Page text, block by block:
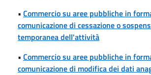
• Commercio su aree pubbliche in
comunicazione di cessazione o
temporanea dell'attività
• Commercio su aree pubbliche in
comunicazione di modifica dei dati